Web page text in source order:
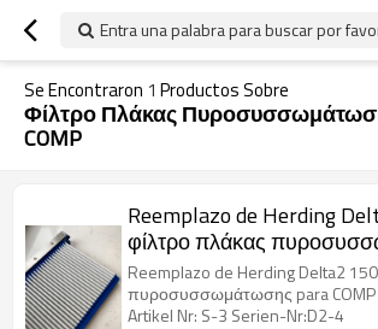
Entra una palabra para buscar por
Se Encontraron 1 Productos Sobre
Φίλτρο Πλάκας
COMP
Reemplazo de Herding
φίλτρο πλάκας
para COMP Dust
Serien-Nr:D2-4
Reemplazo de Herding Delta2
πυροσυσσωμάτωσης para COMP
Artikel Nr: S-3 Serien-Nr:D2-4